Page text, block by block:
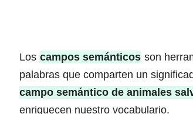
Los campos semánticos son
palabras que comparten un
campo semántico de animales
enriquecen nuestro vocabulario.